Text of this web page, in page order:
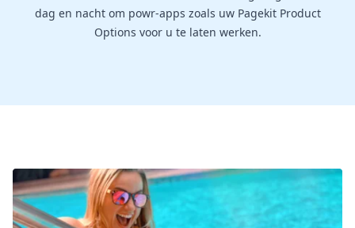
dag en nacht om powr-apps zoals uw Pagekit Product
Options voor u te laten werken.